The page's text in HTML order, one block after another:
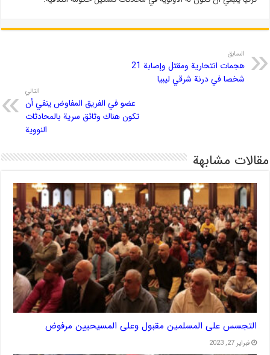
السابق
هجمات انتحارية ومقتل وإصابة 21
شخصا في درنة شرقي ليبيا
التالي
عضو في الفريق المفاوض ينفي أن
تكون هناك وثائق سرية بالمحادثات
النووية
مقالات مشابهة
التجسس على المسلمين مقبول وعلى المسيحيين مرفوض
فبراير 27, 2023